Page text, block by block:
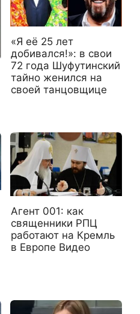
«Я её 25 лет
добивался!»: в свои
72 года Шуфутинский
тайно женился на
своей танцовщице
Агент 001: как
священники РПЦ
работают на Кремль
в Европе Видео